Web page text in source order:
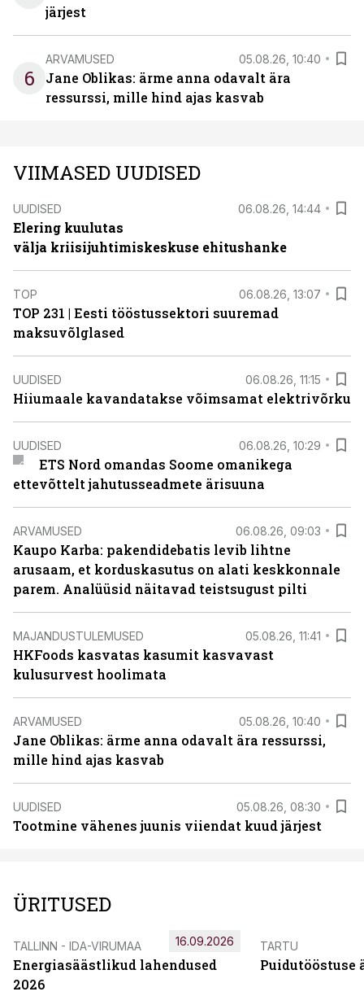
järjest
6
ARVAMUSED 05.08.26, 10:40
Jane Oblikas: ärme anna odavalt ära
ressurssi, mille hind ajas kasvab
VIIMASED UUDISED
UUDISED 06.08.26, 14:44
Elering kuulutas
välja kriisijuhtimiskeskuse ehitushanke
TOP 06.08.26, 13:07
TOP 231 | Eesti tööstussektori suuremad
maksuvõlglased
UUDISED 06.08.26, 11:15
Hiiumaale kavandatakse võimsamat elektrivõrku
UUDISED 06.08.26, 10:29
ETS Nord omandas Soome omanikega
ettevõttelt jahutusseadmete ärisuuna
ARVAMUSED 06.08.26, 09:03
Kaupo Karba: pakendidebatis levib lihtne
arusaam, et korduskasutus on alati keskkonnale
parem. Analüüsid näitavad teistsugust pilti
MAJANDUSTULEMUSED 05.08.26, 11:41
HKFoods kasvatas kasumit kasvavast
kulusurvest hoolimata
ARVAMUSED 05.08.26, 10:40
Jane Oblikas: ärme anna odavalt ära ressurssi,
mille hind ajas kasvab
UUDISED 05.08.26, 08:30
Tootmine vähenes juunis viiendat kuud järjest
ÜRITUSED
TALLINN - IDA-VIRUMAA
Energiasäästlikud lahendused
2026
16.09.2026 TARTU
Puidutööstuse